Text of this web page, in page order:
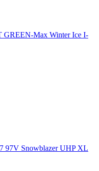
GREEN-Max Winter Ice I-
97V Snowblazer UHP XL